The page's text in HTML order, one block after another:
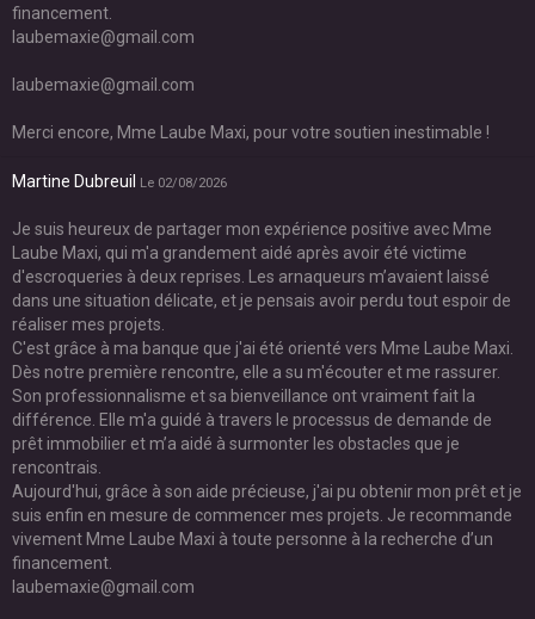
financement.
laubemaxie@gmail.com
laubemaxie@gmail.com
Merci encore, Mme Laube Maxi, pour votre soutien inestimable !
Martine Dubreuil Le 02/08/2026
Je suis heureux de partager mon expérience positive avec Mme
Laube Maxi, qui m'a grandement aidé après avoir été victime
d'escroqueries à deux reprises. Les arnaqueurs m’avaient laissé
dans une situation délicate, et je pensais avoir perdu tout espoir de
réaliser mes projets.
C'est grâce à ma banque que j'ai été orienté vers Mme Laube Maxi.
Dès notre première rencontre, elle a su m'écouter et me rassurer.
Son professionnalisme et sa bienveillance ont vraiment fait la
différence. Elle m'a guidé à travers le processus de demande de
prêt immobilier et m’a aidé à surmonter les obstacles que je
rencontrais.
Aujourd'hui, grâce à son aide précieuse, j'ai pu obtenir mon prêt et je
suis enfin en mesure de commencer mes projets. Je recommande
vivement Mme Laube Maxi à toute personne à la recherche d’un
financement.
laubemaxie@gmail.com